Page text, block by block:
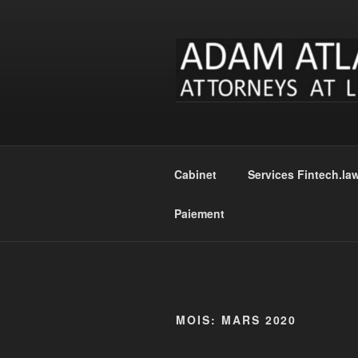
Cabinet Services
Paiement
MOIS: MARS 2020